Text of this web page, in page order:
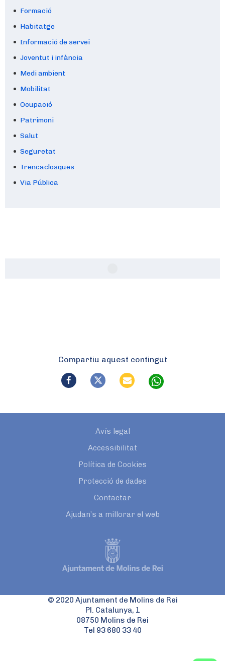
Formació
Habitatge
Informació de servei
Joventut i infància
Medi ambient
Mobilitat
Ocupació
Patrimoni
Salut
Seguretat
Trencaclosques
Via Pública
Compartiu aquest contingut
Avís legal
Accessibilitat
Política de Cookies
Protecció de dades
Contactar
Ajudan’s a millorar el web
© 2020 Ajuntament de Molins de Rei
Pl. Catalunya, 1
08750 Molins de Rei
Tel 93 680 33 40